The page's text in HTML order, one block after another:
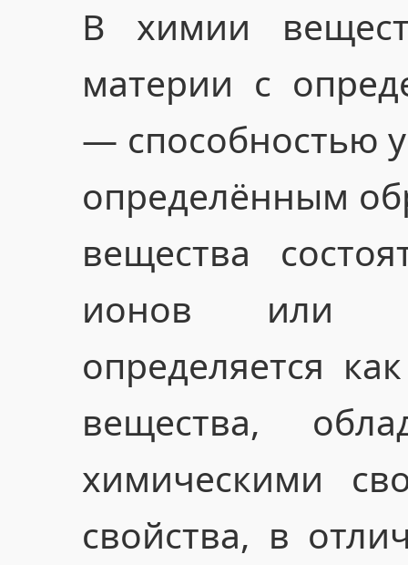
В химии
материи с
— способностью
определённым
вещества
ионов или
определяется
вещества,
химическими
свойства, в